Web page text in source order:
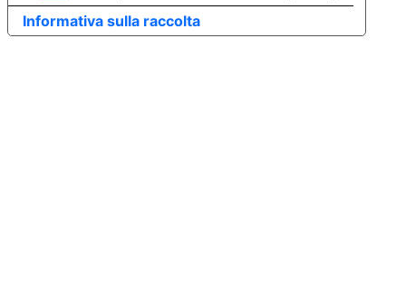
Informativa sulla raccolta